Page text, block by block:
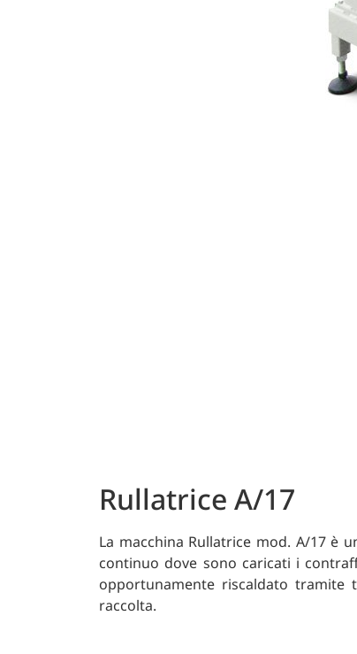
Rullatrice A/17
La macchina Rullatrice mod. A/17 è
continuo dove sono caricati i
opportunamente riscaldato
raccolta.